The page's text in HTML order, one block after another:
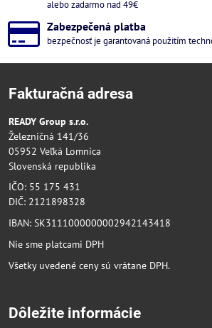
alebo zadarmo nad 49€
Zabezpečená platba
bezpečnosť je garantovaná použitím
Fakturačná adresa
READY Group s.r.o.
Železničná 141/36
05952 Veľká Lomnica
Slovenská republika
IČO: 55 175 431
DIČ: 2121898328
IBAN: SK3111000000002942143418
Nie sme platcami DPH
Všetky uvedené ceny sú vrátane DPH.
Dôležite informácie